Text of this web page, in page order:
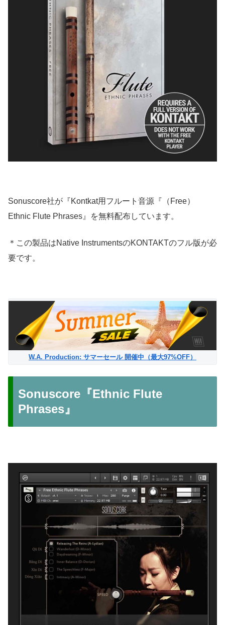
Sonuscore社が『Kontkat用フルート音源『（Free）
Ethnic Flute Phrases』を無料配布しています。
＊この製品はNative InstrumentsのKONTAKTのフル版が必
要です。
W.A. Production: サマーセール 開催中（最大97%OFF）
Sonuscore『Ethnic Flute
Phrases』